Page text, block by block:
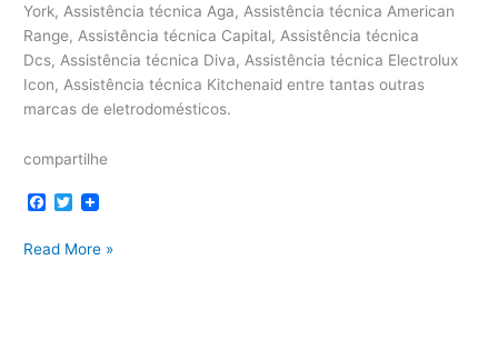
York, Assistência técnica Aga, Assistência técnica American
Range, Assistência técnica Capital, Assistência técnica
Dcs, Assistência técnica Diva, Assistência técnica Electrolux
Icon, Assistência técnica Kitchenaid entre tantas outras
marcas de eletrodomésticos.
compartilhe
F
e
T
t
Serviços
Read More »